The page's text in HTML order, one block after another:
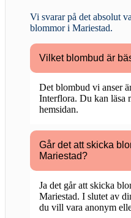
Vi svarar på det absolut
blommor i Mariestad.
Vilket blombud är
Det blombud vi anser
Interflora. Du kan läsa
hemsidan.
Går det att skicka
Mariestad?
Ja det går att skicka
Mariestad. I slutet av
du vill vara anonym